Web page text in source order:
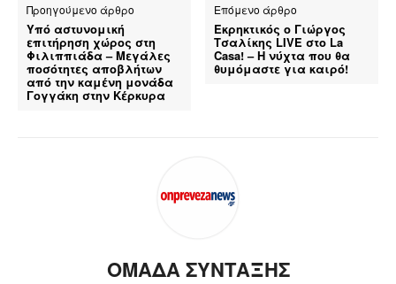
Προηγούμενο άρθρο
Υπό αστυνομική
επιτήρηση χώρος στη
Φιλιππιάδα – Μεγάλες
ποσότητες αποβλήτων
από την καμένη μονάδα
Γογγάκη στην Κέρκυρα
Επόμενο άρθρο
Εκρηκτικός ο Γιώργος
Τσαλίκης LIVE στο La
Casa! – Η νύχτα που θα
θυμόμαστε για καιρό!
ΟΜΑΔΑ ΣΥΝΤΑΞΗΣ